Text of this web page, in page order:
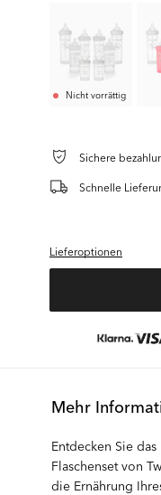
Nicht vorrättig
Sichere
Schnelle
Lieferoptionen
Mehr
Entdecken Sie
Flaschenset von
die Ernährung